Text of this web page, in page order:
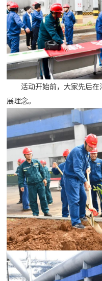
活动开始前，大家先后
展理念。